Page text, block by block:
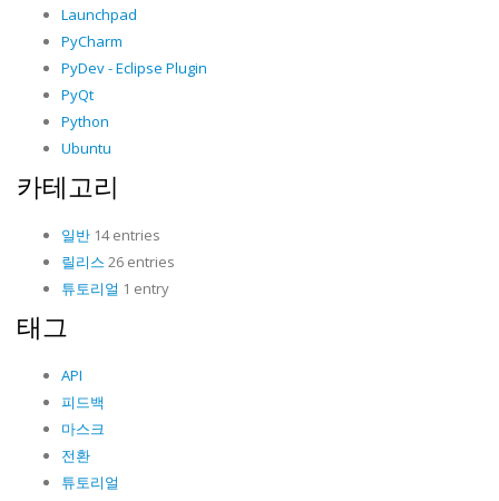
Launchpad
PyCharm
PyDev - Eclipse Plugin
PyQt
Python
Ubuntu
카테고리
일반 14 entries
릴리스 26 entries
튜토리얼 1 entry
태그
API
피드백
마스크
전환
튜토리얼